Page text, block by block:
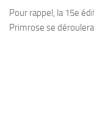
Pour rappel, la 15e
Primrose se